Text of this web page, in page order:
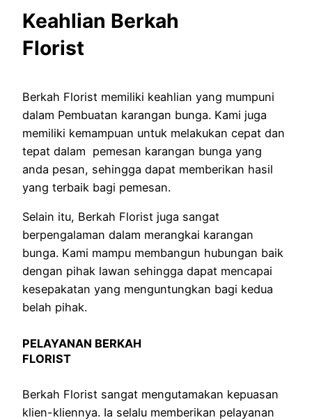
Keahlian Berkah
Florist
Berkah Florist memiliki keahlian yang mumpuni
dalam Pembuatan karangan bunga. Kami juga
memiliki kemampuan untuk melakukan cepat dan
tepat dalam pemesan karangan bunga yang
anda pesan, sehingga dapat memberikan hasil
yang terbaik bagi pemesan.
Selain itu, Berkah Florist juga sangat
berpengalaman dalam merangkai karangan
bunga. Kami mampu membangun hubungan baik
dengan pihak lawan sehingga dapat mencapai
kesepakatan yang menguntungkan bagi kedua
belah pihak.
PELAYANAN BERKAH
FLORIST
Berkah Florist sangat mengutamakan kepuasan
klien-kliennya. Ia selalu memberikan pelayanan